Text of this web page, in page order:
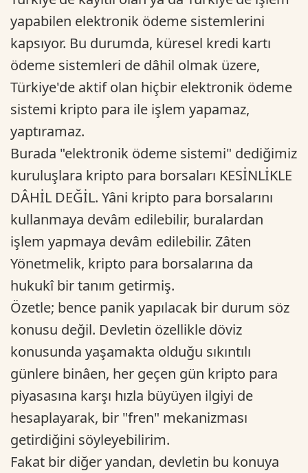
yapabilen elektronik ödeme sistemlerini
kapsıyor. Bu durumda, küresel kredi kartı
ödeme sistemleri de dâhil olmak üzere,
Türkiye'de aktif olan hiçbir elektronik ödeme
sistemi kripto para ile işlem yapamaz,
yaptıramaz.
Burada "elektronik ödeme sistemi" dediğimiz
kuruluşlara kripto para borsaları KESİNLİKLE
DÂHİL DEĞİL. Yâni kripto para borsalarını
kullanmaya devâm edilebilir, buralardan
işlem yapmaya devâm edilebilir. Zâten
Yönetmelik, kripto para borsalarına da
hukukî bir tanım getirmiş.
Özetle; bence panik yapılacak bir durum söz
konusu değil. Devletin özellikle döviz
konusunda yaşamakta olduğu sıkıntılı
günlere binâen, her geçen gün kripto para
piyasasına karşı hızla büyüyen ilgiyi de
hesaplayarak, bir "fren" mekanizması
getirdiğini söyleyebilirim.
Fakat bir diğer yandan, devletin bu konuya